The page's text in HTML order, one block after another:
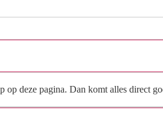
deze pagina. Dan komt alles direct